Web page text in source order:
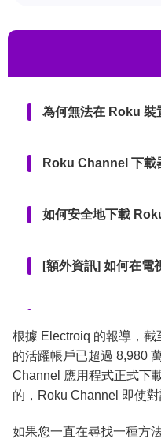
為何無法在 Roku 裝
Roku Channel 下載
如何安全地下載
[額外資訊] 如何在電
結論
根據 Electroiq 的報導，
的活躍帳戶已超過 8,980
Channel 應用程式正式下
的，Roku Channel 即使
如果您一直在尋找一種方